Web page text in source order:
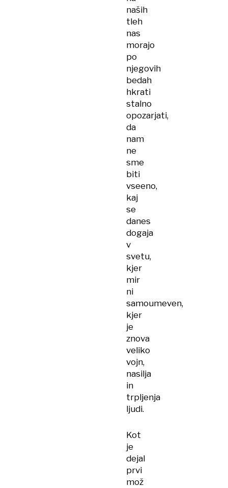
naših
tleh
nas
morajo
po
njegovih
bedah
hkrati
stalno
opozarjati,
da
nam
ne
sme
biti
vseeno,
kaj
se
danes
dogaja
v
svetu,
kjer
mir
ni
samoumeven,
kjer
je
znova
veliko
vojn,
nasilja
in
trpljenja
ljudi.
Kot
je
dejal
prvi
mož